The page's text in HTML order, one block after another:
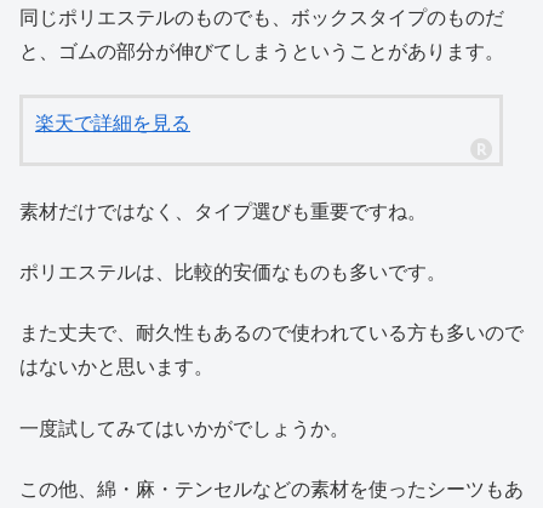
同じポリエステルのものでも、ボックスタイプのものだ
と、ゴムの部分が伸びてしまうということがあります。
楽天で詳細を見る
素材だけではなく、タイプ選びも重要ですね。
ポリエステルは、比較的安価なものも多いです。
また丈夫で、耐久性もあるので使われている方も多いので
はないかと思います。
一度試してみてはいかがでしょうか。
この他、綿・麻・テンセルなどの素材を使ったシーツもあ